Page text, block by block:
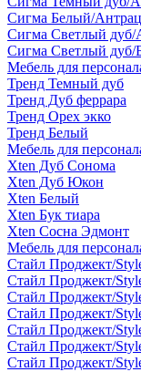
Сигма Белый/
Сигма Светлый дуб/
Сигма Светлый дуб/
Мебель для
Тренд Темный дуб
Тренд Дуб феррара
Тренд Орех экко
Тренд Белый
Мебель для
Xten Дуб Сонома
Xten Дуб Юкон
Xten Белый
Xten Бук тиара
Xten Сосна Эдмонт
Мебель для
Стайл Проджект/
Стайл Проджект/
Стайл Проджект/
Стайл Проджект/
Стайл Проджект/
Стайл Проджект/
Стайл Проджект/